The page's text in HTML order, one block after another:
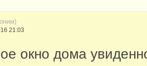
21:03
окно дома